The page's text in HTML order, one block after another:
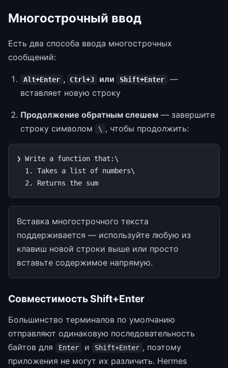
Многострочный ввод
Есть два способа ввода многострочных
сообщений:
Alt+Enter , Ctrl+J или Shift+Enter
—
вставляет новую строку
Продолжение обратным слешем — завершите
строку символом
\ , чтобы продолжить:
❯ Write a function that:\
  1. Takes a list of numbers\
Вставка многострочного текста
поддерживается — используйте любую из
клавиш новой строки выше или просто
вставьте содержимое напрямую.
Совместимость Shift+Enter
Большинство терминалов по умолчанию
отправляют одинаковую последовательность
байтов для
Enter и Shift+Enter , поэтому
приложения не могут их различить. Hermes